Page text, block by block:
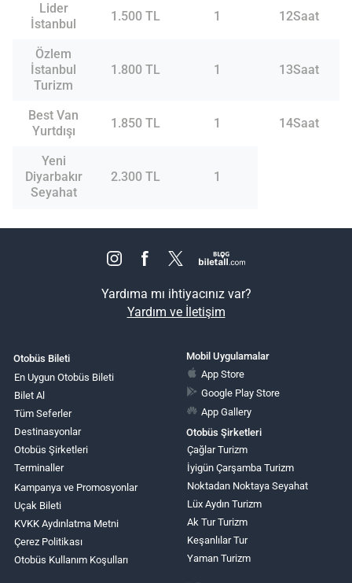
Lider
İstanbul
1.500 TL 1 12Saat
Özlem
İstanbul
Turizm
1.800 TL 1 13Saat
Best Van
Yurtdışı
1.850 TL 1 14Saat
Yeni
Diyarbakır
Seyahat
2.300 TL 1
Yardıma mı ihtiyacınız var?
Yardım ve İletişim
Otobüs Bileti
En Uygun Otobüs Bileti
Bilet Al
Tüm Seferler
Destinasyonlar
Otobüs Şirketleri
Terminaller
Kampanya ve Promosyonlar
Uçak Bileti
KVKK Aydınlatma Metni
Çerez Politikası
Otobüs Kullanım Koşulları
Mobil Uygulamalar
App Store
Google Play Store
App Gallery
Otobüs Şirketleri
Çağlar Turizm
İyigün Çarşamba Turizm
Noktadan Noktaya Seyahat
Lüx Aydın Turizm
Ak Tur Turizm
Keşanlılar Tur
Yaman Turizm